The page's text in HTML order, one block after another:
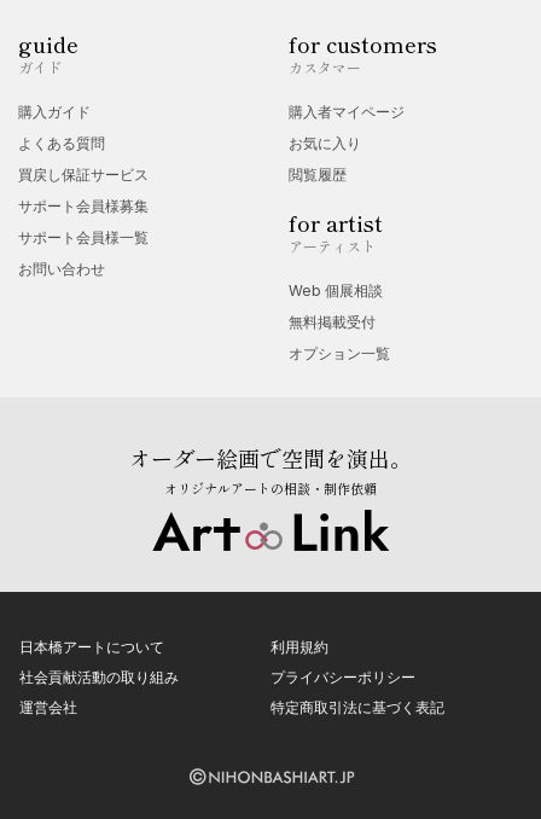
guide
ガイド
購入ガイド
よくある質問
買戻し保証サービス
サポート会員様募集
サポート会員様一覧
お問い合わせ
for customers
カスタマー
購入者マイページ
お気に入り
閲覧履歴
for artist
アーティスト
Web 個展相談
無料掲載受付
オプション一覧
オーダー絵画で空間を演出。
オリジナルアートの相談・制作依頼
日本橋アートについて
社会貢献活動の取り組み
運営会社
利用規約
プライバシーポリシー
特定商取引法に基づく表記